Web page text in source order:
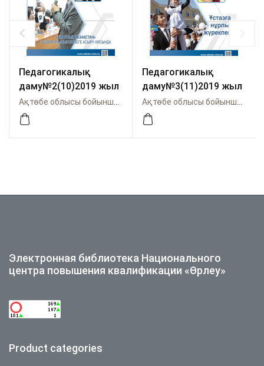
Педагогикалық
даму№2(10)2019 жыл
Педагогикалық
даму№3(11)2019 жыл
Электронная библиотека Национального
центра повышения квалификации «Өрлеу»
Product categories